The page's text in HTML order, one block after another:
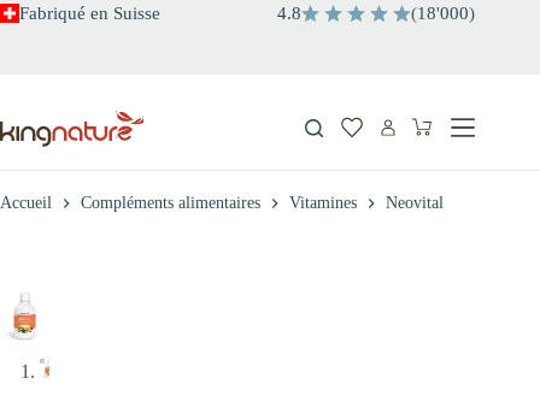
Passer
Fabriqué en Suisse 4.8 (18'000)
Panier
Accueil Compléments alimentaires Vitamines Neovital